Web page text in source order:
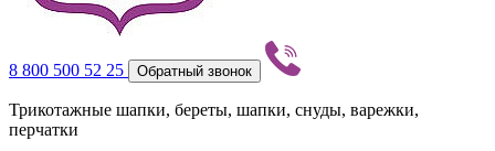
8 800 500 52 25 Обратный звонок
Трикотажные шапки, береты, шапки, снуды, варежки,
перчатки